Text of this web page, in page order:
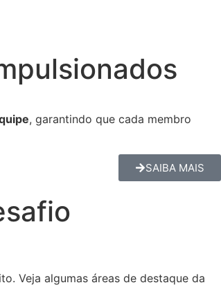
, garantindo que cada membro
SAIBA MAIS
Veja algumas áreas de destaque da